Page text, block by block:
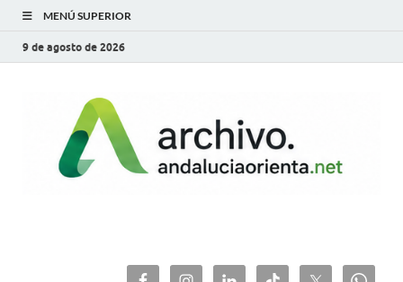
MENÚ SUPERIOR
9 de agosto de 2026